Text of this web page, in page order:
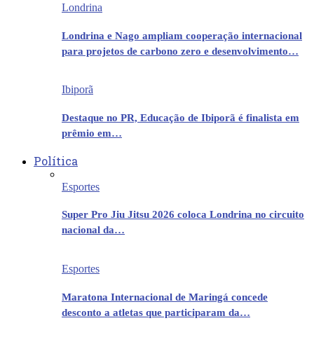
Londrina
Londrina e Nago ampliam cooperação internacional
para projetos de carbono zero e desenvolvimento…
Ibiporã
Destaque no PR, Educação de Ibiporã é finalista em
prêmio em…
Política
Esportes
Super Pro Jiu Jitsu 2026 coloca Londrina no circuito
nacional da…
Esportes
Maratona Internacional de Maringá concede
desconto a atletas que participaram da…